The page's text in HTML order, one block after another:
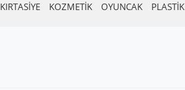
KIRTASİYE KOZMETİK OYUNCAK PLASTİK